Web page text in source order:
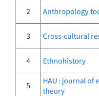
2 Anthropology
3
Cross-cultural
4
Ethnohistory
5
HAU : journal of
theory